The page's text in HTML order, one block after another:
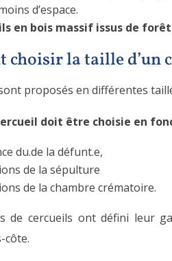
d’espace.
en bois massif issus de
choisir la taille d’un
proposés en différentes
doit être choisie en
du.de la défunt.e,
de la sépulture
de la chambre crématoire.
de cercueils ont défini leur
côte.